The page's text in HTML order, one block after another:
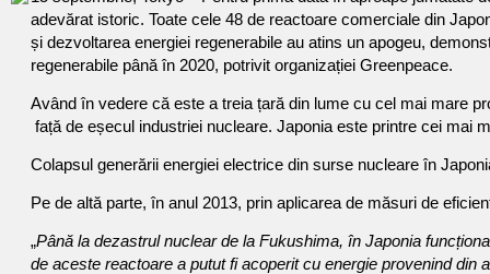
adevărat istoric. Toate cele 48 de reactoare comerciale din
și dezvoltarea energiei regenerabile au atins un apogeu,
regenerabile până în 2020, potrivit organizației Greenpeace.
Având în vedere că este a treia țară din lume cu cel mai mare
față de eșecul industriei nucleare. Japonia este printre cei mai
Colapsul generării energiei electrice din surse nucleare în
Pe de altă parte, în anul 2013, prin aplicarea de măsuri de
„Până la dezastrul nuclear de la Fukushima, în Japonia
de aceste reactoare a putut fi acoperit cu energie provenind